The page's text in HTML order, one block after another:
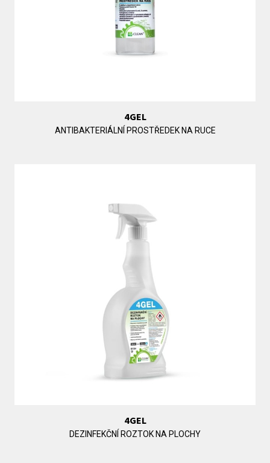
4GEL
ANTIBAKTERIÁLNÍ PROSTŘEDEK NA RUCE
4GEL
DEZINFEKČNÍ ROZTOK NA PLOCHY